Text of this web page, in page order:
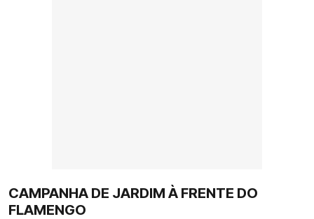
CAMPANHA DE JARDIM À FRENTE DO
FLAMENGO